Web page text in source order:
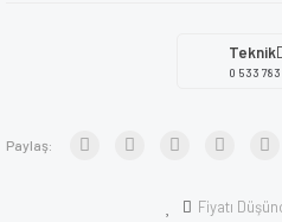
Teknik
0 533
Paylaş:
Fiyatı